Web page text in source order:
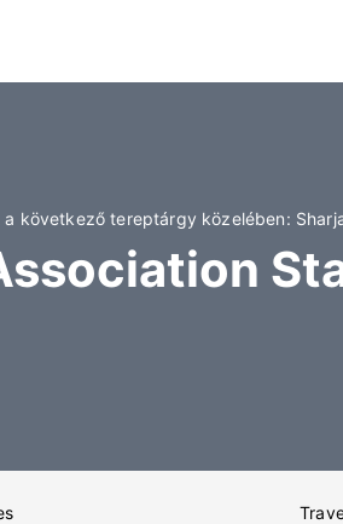
a következő tereptárgy közelében: